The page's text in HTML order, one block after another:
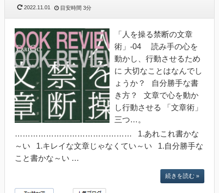
2022.11.01 目安時間 3分
「人を操る禁断の文章
術」-04 読み手の心を
動かし、行動させるため
に 大切なことはなんでし
ょうか？ 自分勝手な書
き方？ 文章で心を動か
し行動させる 「文章術」
三つ…。
……………………………………… 1.あれこれ書かな
～い 1.キレイな文章じゃなくてい～い 1.自分勝手な
こと書かな～い …
続きを読む »